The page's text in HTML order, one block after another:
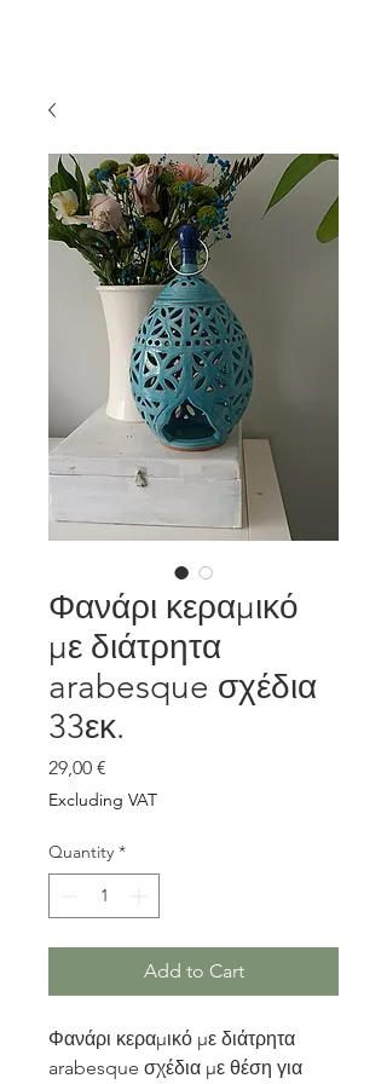
Φανάρι κεραμικό
με διάτρητα
arabesque σχέδια
33εκ.
29,00 €
Excluding VAT
Quantity *
Add to Cart
Φανάρι κεραμικό με διάτρητα
arabesque σχέδια με θέση για